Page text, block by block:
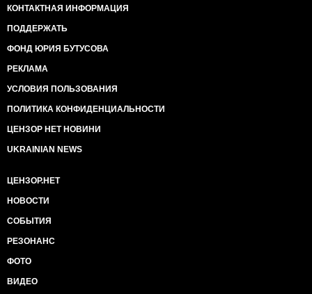
КОНТАКТНАЯ ИНФОРМАЦИЯ
ПОДДЕРЖАТЬ
ФОНД ЮРИЯ БУТУСОВА
РЕКЛАМА
УСЛОВИЯ ПОЛЬЗОВАНИЯ
ПОЛИТИКА КОНФИДЕНЦИАЛЬНОСТИ
ЦЕНЗОР НЕТ НОВИНИ
UKRAINIAN NEWS
ЦЕНЗОР.НЕТ
НОВОСТИ
СОБЫТИЯ
РЕЗОНАНС
ФОТО
ВИДЕО